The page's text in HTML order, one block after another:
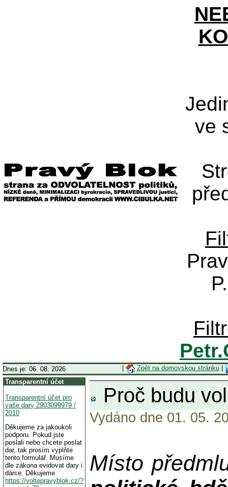
ve
Dnes je: 06. 08. 2026 Zpět na domovskou stránku|
Transparentní účet
Transparentní účet pro
vaše dary 2903099979 /
2010
Děkujeme za jakoukoli
podporu. Pokud jste
poslali nebo chcete poslat
dar, tak prosím vyplňte
tento formulář. Musíme
dle zákona evidovat dary i
dárce. Děkujeme
https://voltepravyblok.cz/?
Proč budu
Vydáno dne 01. 05.
Místo